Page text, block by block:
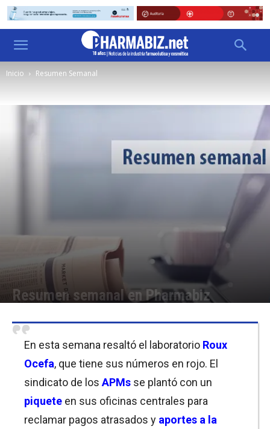
Inicio Resumen Semanal
Resumen semanal en Pharmabiz
En esta semana resaltó el laboratorio Roux
Ocefa, que tiene sus números en rojo. El
sindicato de los APMs se plantó con un
piquete en sus oficinas centrales para
reclamar pagos atrasados y aportes a la